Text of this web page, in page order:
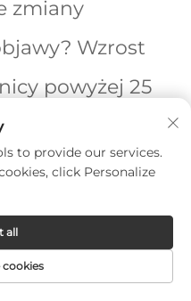
zmiany
Wzrost
powyżej 25
lub awarie
to provide our services.
click Personalize
cookies
all